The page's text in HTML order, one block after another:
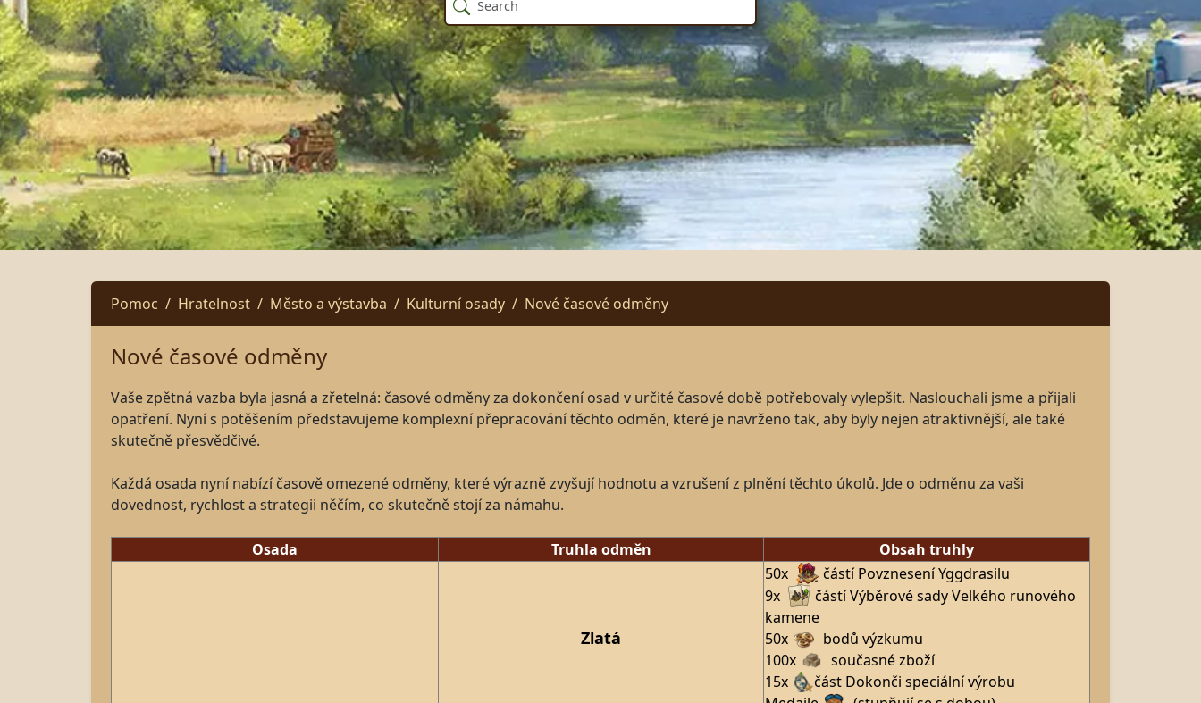
Pomoc Hratelnost Město a výstavba Kulturní osady Nové časové odměny
Nové časové odměny
Vaše zpětná vazba byla jasná a zřetelná: časové odměny za dokončení osad v určité časové době potřebovaly vylepšit. Naslouchali jsme a přijali
opatření. Nyní s potěšením představujeme komplexní přepracování těchto odměn, které je navrženo tak, aby byly nejen atraktivnější, ale také
skutečně přesvědčivé.
Každá osada nyní nabízí časově omezené odměny, které výrazně zvyšují hodnotu a vzrušení z plnění těchto úkolů. Jde o odměnu za vaši
dovednost, rychlost a strategii něčím, co skutečně stojí za námahu.
Osada Truhla odměn Obsah truhly
Zlatá
50x
částí Povznesení Yggdrasilu
9x
částí Výběrové sady Velkého runového
kamene
50x
bodů výzkumu
100x
současné zboží
15x
část Dokonči speciální výrobu